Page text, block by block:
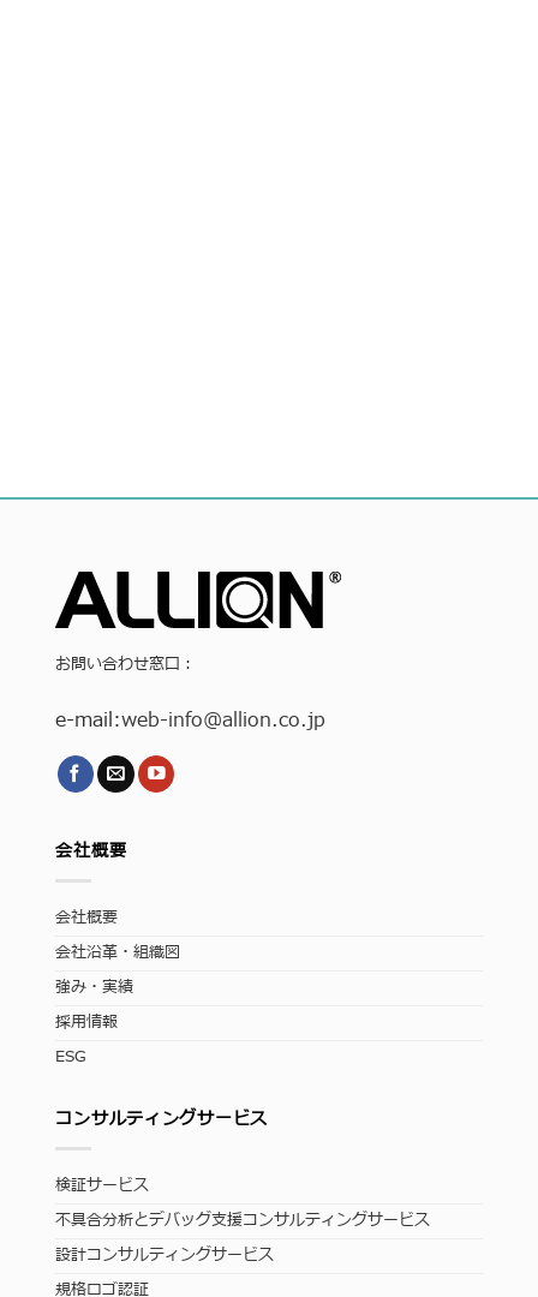
お問い合わせ窓口：
e-mail:web-info@allion.co.jp
会社概要
会社概要
会社沿革・組織図
強み・実績
採用情報
ESG
コンサルティングサービス
検証サービス
不具合分析とデバッグ支援コンサルティングサービス
設計コンサルティングサービス
規格ロゴ認証